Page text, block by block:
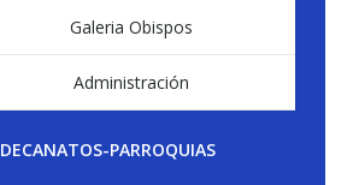
Galeria Obispos
Administración
DECANATOS-PARROQUIAS